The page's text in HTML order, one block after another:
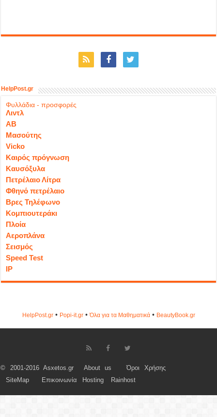
HelpPost.gr
Φυλλάδια - προσφορές
Λιντλ
ΑΒ
Μασούτης
Vicko
Καιρός πρόγνωση
Καυσόξυλα
Πετρέλαιο Λίτρα
Φθηνό πετρέλαιο
Βρες Τηλέφωνο
Κομπιουτεράκι
Πλοία
Αεροπλάνα
Σεισμός
Speed Test
IP
HelpPost.gr• Popi-it.gr•Όλα για τα Μαθηματικά• ΒeautyΒook.gr
© 2001-2016 Asxetos.gr About us
Όροι Χρήσης
SiteMap
Επικοινωνία Hosting Rainhost